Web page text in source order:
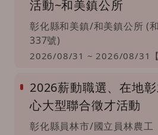
活動~和美鎮公所
彰化縣和美鎮/和美鎮公所 (
337號)
2026/08/31 ~ 2026/08/31
2026薪動職選、在地
心大型聯合徵才活動
彰化縣員林市/國立員林農工